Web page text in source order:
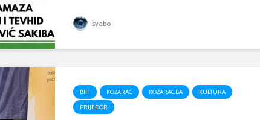
svabo
BIH KOZARAC KOZARAC.BA
KULTURA
PRIJEDOR